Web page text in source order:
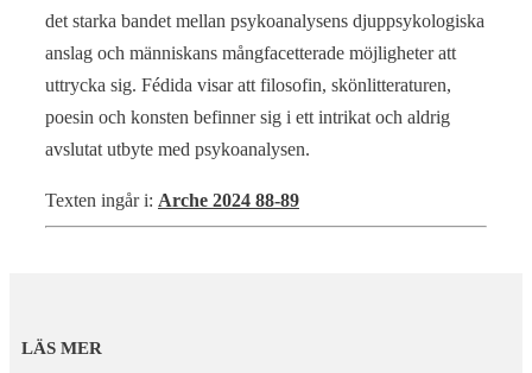
det starka bandet mellan psykoanalysens djuppsykologiska
anslag och människans mångfacetterade möjligheter att
uttrycka sig. Fédida visar att filosofin, skönlitteraturen,
poesin och konsten befinner sig i ett intrikat och aldrig
avslutat utbyte med psykoanalysen.
Texten ingår i: Arche 2024 88-89
LÄS MER